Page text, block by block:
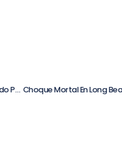
Accidente En Mines Road: Sospechoso Arrestado Por Conducir Bajo Los Efectos Del Alcohol